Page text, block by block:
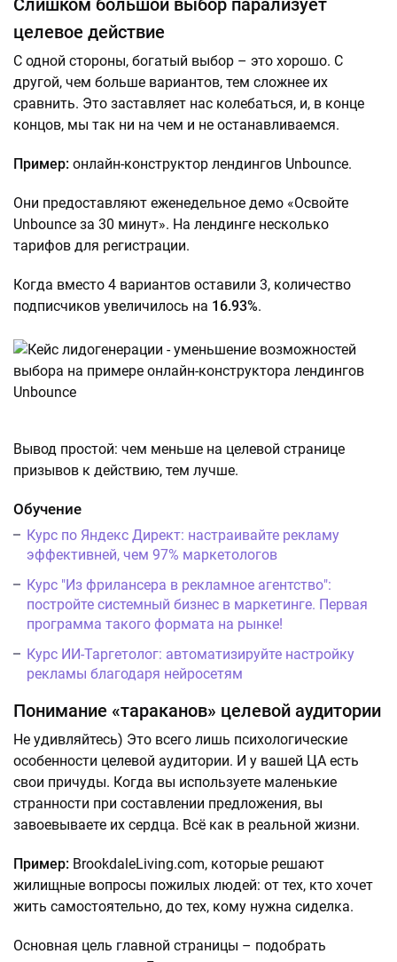
Слишком большой выбор парализует
целевое действие
С одной стороны, богатый выбор – это хорошо. С
другой, чем больше вариантов, тем сложнее их
сравнить. Это заставляет нас колебаться, и, в конце
концов, мы так ни на чем и не останавливаемся.
Пример: онлайн-конструктор лендингов Unbounce.
Они предоставляют еженедельное демо «Освойте
Unbounce за 30 минут». На лендинге несколько
тарифов для регистрации.
Когда вместо 4 вариантов оставили 3, количество
подписчиков увеличилось на 16.93%.
Вывод простой: чем меньше на целевой странице
призывов к действию, тем лучше.
Обучение
Курс по Яндекс Директ: настраивайте рекламу
эффективней, чем 97% маркетологов
Курс "Из фрилансера в рекламное агентство":
постройте системный бизнес в маркетинге. Первая
программа такого формата на рынке!
Курс ИИ-Таргетолог: автоматизируйте настройку
рекламы благодаря нейросетям
Понимание «тараканов» целевой аудитории
Не удивляйтесь) Это всего лишь психологические
особенности целевой аудитории. И у вашей ЦА есть
свои причуды. Когда вы используете маленькие
странности при составлении предложения, вы
завоевываете их сердца. Всё как в реальной жизни.
Пример: BrookdaleLiving.com, которые решают
жилищные вопросы пожилых людей: от тех, кто хочет
жить самостоятельно, до тех, кому нужна сиделка.
Основная цель главной страницы – подобрать